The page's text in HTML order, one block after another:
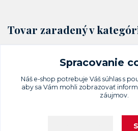
Tovar zaradený v
Upravit sběr
Spracovanie
Náš e-shop potrebuje Váš súhlas s
aby sa Vám mohli zobrazovať
záujmov.